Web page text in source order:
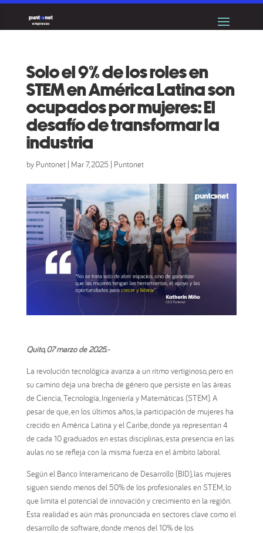
Solo el 9% de los roles en
STEM en América Latina son
ocupados por mujeres: El
desafío de transformar la
industria
by Puntonet| Mar 7, 2025 | Puntonet
Quito, 07marzo de 2025.-
La revolución tecnológica avanza a un ritmo vertiginoso, pero en
su camino deja una brecha de género que persiste en las áreas
de Ciencia, Tecnología, Ingeniería y Matemáticas (STEM). A
pesar de que, en los últimos años, la participación de mujeres ha
crecido en América Latina y el Caribe, donde ya representan 4
de cada 10 graduados en estas disciplinas, esta presencia en las
aulas no se refleja con la misma fuerza en el ámbito laboral.
Según el Banco Interamericano de Desarrollo (BID), las mujeres
siguen siendo menos del 50% de los profesionales en STEM, lo
que limita el potencial de innovación y crecimiento en la región.
Esta realidad es aún más pronunciada en sectores clave como el
desarrollo de software, donde menos del 10% de los